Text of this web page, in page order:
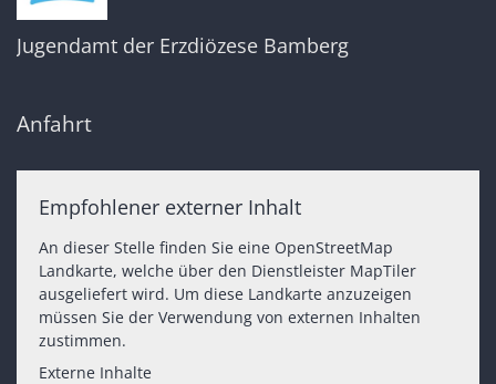
Jugendamt der Erzdiözese Bamberg
Anfahrt
Empfohlener externer Inhalt
An dieser Stelle finden Sie eine OpenStreetMap
Landkarte, welche über den Dienstleister MapTiler
ausgeliefert wird. Um diese Landkarte anzuzeigen
müssen Sie der Verwendung von externen Inhalten
zustimmen.
Externe Inhalte